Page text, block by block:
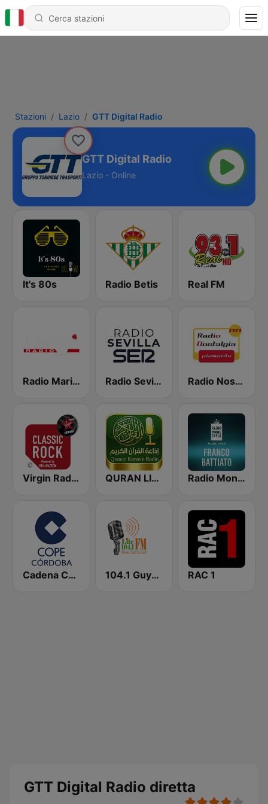
Stazioni Lazio GTT Digital Radio
GTT Digital Radio
Lazio - Online
It's 80s Radio Betis Real FM
Radio Marilù Radio Sevilla SER Radio Nostalgia Piemonte
Virgin Radio Classic Rock QURAN LIVE RADIO Radio Monte Carlo Franco Battiato
Cadena COPE Córdoba 104.1 Guyana Lite FM RAC 1
GTT Digital Radio diretta